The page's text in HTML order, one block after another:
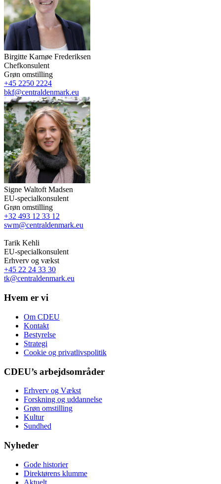
Birgitte Karnøe Frederiksen
Chefkonsulent
Grøn omstilling
+45 2250 2224
bkf@centraldenmark.eu
Signe Waltoft Madsen
EU-specialkonsulent
Grøn omstilling
+32 493 12 33 12
swm@centraldenmark.eu
Tarik Kehli
EU-specialkonsulent
Erhverv og vækst
+45 22 24 33 30
tk@centraldenmark.eu
Hvem er vi
Om CDEU
Kontakt
Bestyrelse
Strategi
Cookie og privatlivspolitik
CDEU’s arbejdsområder
Erhverv og Vækst
Forskning og uddannelse
Grøn omstilling
Kultur
Sundhed
Nyheder
Gode historier
Direktørens klumme
Aktuelt